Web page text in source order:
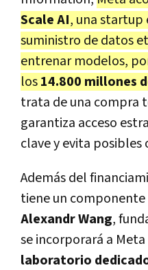
Scale AI, una startup
suministro de datos
entrenar modelos,
los14.800 millones
trata de una compra
garantiza acceso
clave y evita
Además del
tiene un componente
Alexandr Wang,
se incorporará a
laboratorio